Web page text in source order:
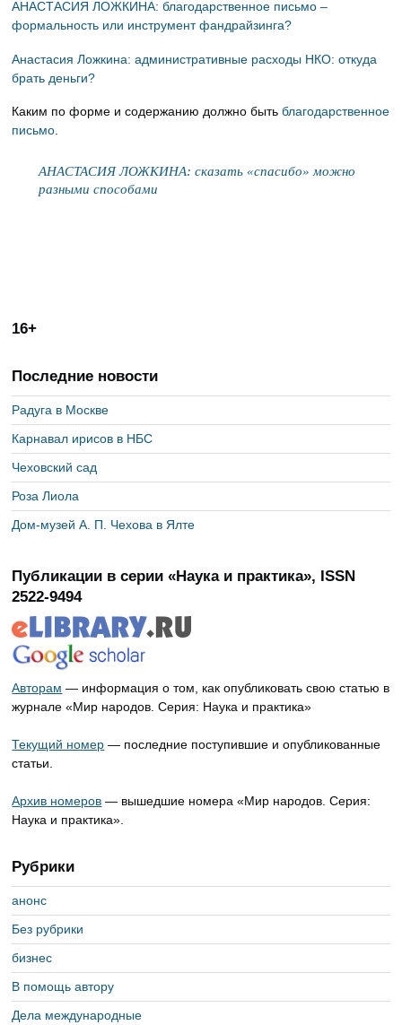
АНАСТАСИЯ ЛОЖКИНА: благодарственное письмо –
формальность или инструмент фандрайзинга?
Анастасия Ложкина: административные расходы НКО: откуда
брать деньги?
Каким по форме и содержанию должно бытьблагодарственное
письмо.
АНАСТАСИЯ ЛОЖКИНА: сказать «спасибо» можно
разными способами
16+
Последние новости
Радуга в Москве
Карнавал ирисов в НБС
Чеховский сад
Роза Лиола
Дом-музей А. П. Чехова в Ялте
Публикации в серии «Наука и практика», ISSN
2522-9494
Авторам — информация о том, как опубликовать свою статью в
журнале «Мир народов. Серия: Наука и практика»
Текущий номер — последние поступившие и опубликованные
статьи.
Архив номеров — вышедшие номера «Мир народов. Серия:
Наука и практика».
Рубрики
анонс
Без рубрики
бизнес
В помощь автору
Дела международные